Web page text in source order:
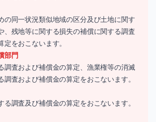
の同一状況類似地域の区分及び土地に関す
、残地等に関する損失の補償に関する調査
定をおこないます。
部門
調査および補償金の算定、漁業権等の消滅
調査および補償金の算定をおこないます。
る調査及び補償金の算定をおこないます。